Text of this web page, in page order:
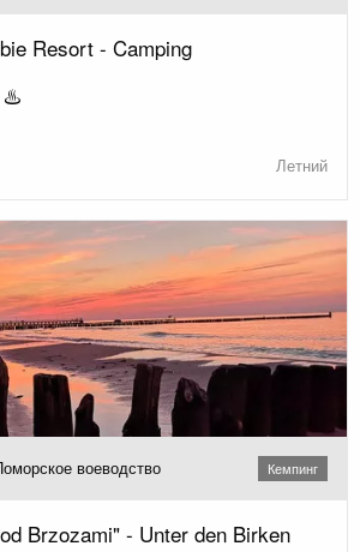
Resort - Camping
♨️
Летний
воеводство Кемпинг
Brzozami" - Unter den Birken